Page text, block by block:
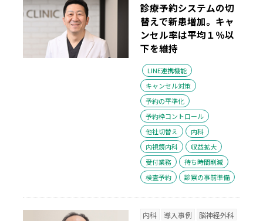
診療予約システムの切
替えで新患増加。キャ
ンセル率は平均１％以
下を維持
LINE連携機能
キャンセル対策
予約の平準化
予約枠コントロール
他社切替え
内科
内視鏡内科
収益拡大
受付業務
待ち時間削減
検査予約
診察の事前準備
内科 導入事例 脳神経外科